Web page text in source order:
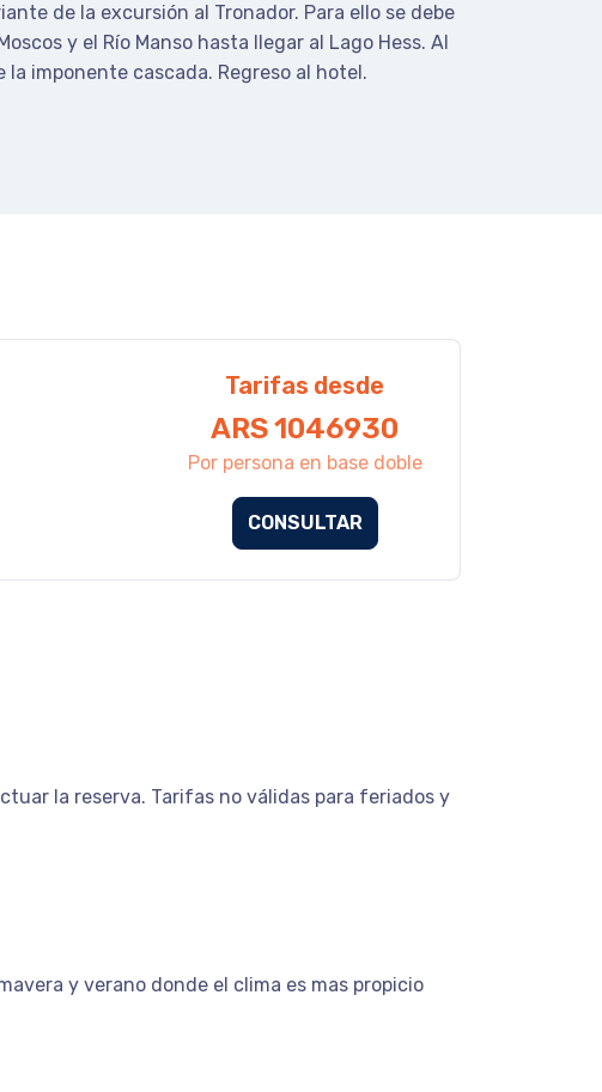
de la excursión al Tronador. Para ello se debe
y el Río Manso hasta llegar al Lago Hess. Al
la imponente cascada. Regreso al hotel.
Tarifas desde
ARS 1046930
Por persona en base doble
CONSULTAR
la reserva. Tarifas no válidas para feriados y
y verano donde el clima es mas propicio